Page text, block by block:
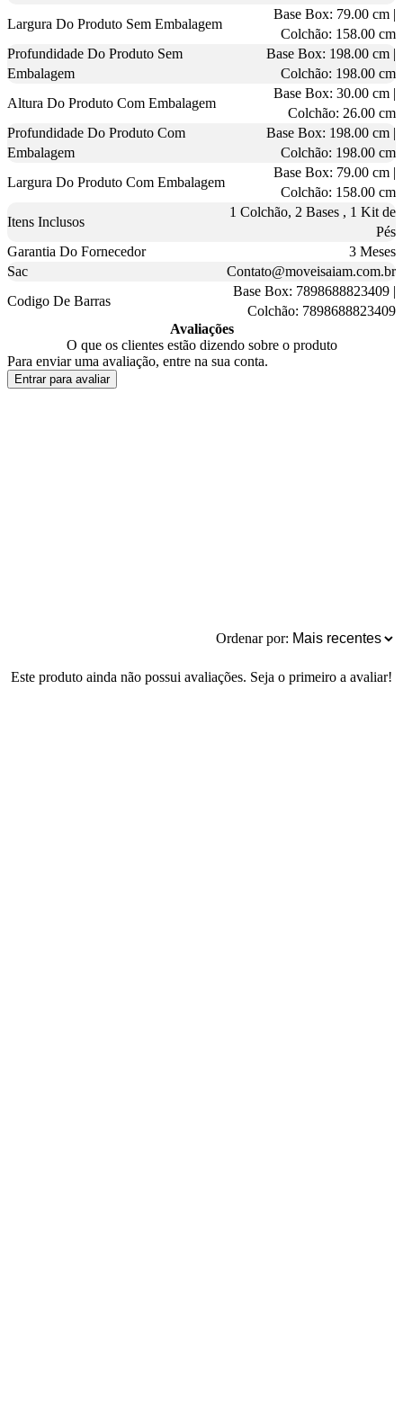
Largura Do Produto Sem Embalagem
Base Box: 79.00 cm |
Colchão: 158.00 cm
Profundidade Do Produto Sem
Embalagem
Base Box: 198.00 cm |
Colchão: 198.00 cm
Altura Do Produto Com Embalagem
Base Box: 30.00 cm |
Colchão: 26.00 cm
Profundidade Do Produto Com
Embalagem
Base Box: 198.00 cm |
Colchão: 198.00 cm
Largura Do Produto Com Embalagem
Base Box: 79.00 cm |
Colchão: 158.00 cm
Itens Inclusos
1 Colchão, 2 Bases , 1 Kit de
Pés
Garantia Do Fornecedor
3 Meses
Sac
Contato@moveisaiam.com.br
Codigo De Barras
Base Box: 7898688823409 |
Colchão: 7898688823409
Avaliações
O que os clientes estão dizendo sobre o produto
Para enviar uma avaliação, entre na sua conta.
Entrar para avaliar
Ordenar por:
Este produto ainda não possui avaliações. Seja o primeiro a avaliar!